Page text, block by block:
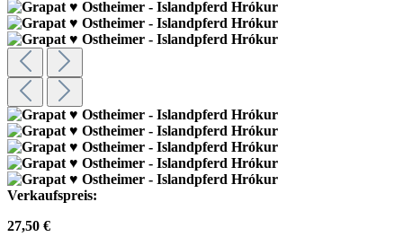
Verkaufspreis:
27,50 €